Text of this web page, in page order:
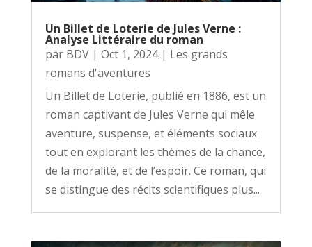
Un Billet de Loterie de Jules Verne :
Analyse Littéraire du roman
par BDV| Oct 1, 2024| Les grands
romans d'aventures
Un Billet de Loterie, publié en 1886, est un
roman captivant de Jules Verne qui mêle
aventure, suspense, et éléments sociaux
tout en explorant les thèmes de la chance,
de la moralité, et de l’espoir. Ce roman, qui
se distingue des récits scientifiques plus...